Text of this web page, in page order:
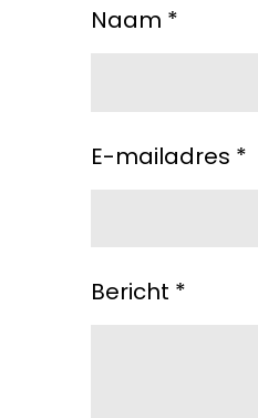
Naam *
E-mailadres *
Bericht *